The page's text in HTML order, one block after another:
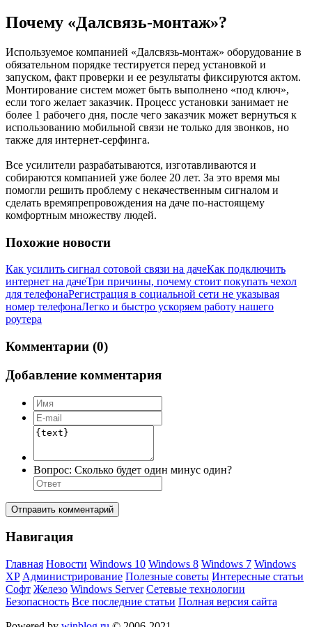
Почему «Далсвязь-монтаж»?
Используемое компанией «Далсвязь-монтаж» оборудование в
обязательном порядке тестируется перед установкой и
запуском, факт проверки и ее результаты фиксируются актом.
Монтирование систем может быть выполнено «под ключ»,
если того желает заказчик. Процесс установки занимает не
более 1 рабочего дня, после чего заказчик может вернуться к
использованию мобильной связи не только для звонков, но
также для интернет-серфинга.
Все усилители разрабатываются, изготавливаются и
собираются компанией уже более 20 лет. За это время мы
помогли решить проблему с некачественным сигналом и
сделать времяпрепровождения на даче по-настоящему
комфортным множеству людей.
Похожие новости
Как усилить сигнал сотовой связи на дачеКак подключить
интернет на дачеТри причины, почему стоит покупать чехол
для телефонаРегистрация в социальной сети не указывая
номер телефонаЛегко и быстро ускоряем работу нашего
роутера
Комментарии (0)
Добавление комментария
Вопрос: Сколько будет один минус один?
Отправить комментарий
Навигация
Главная Новости Windows 10 Windows 8 Windows 7 Windows
XP Администрирование Полезные советы Интересные статьи
Софт Железо Windows Server Сетевые технологии
Безопасность Все последние статьи Полная версия сайта